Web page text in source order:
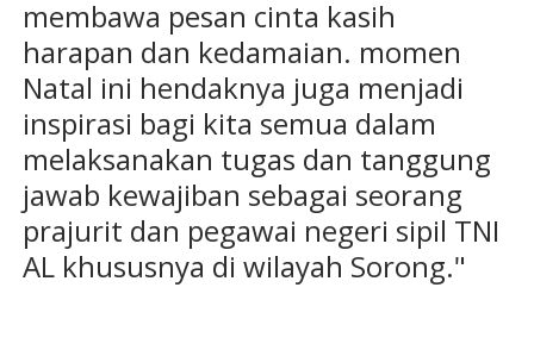
membawa pesan cinta kasih
harapan dan kedamaian. momen
Natal ini hendaknya juga menjadi
inspirasi bagi kita semua dalam
melaksanakan tugas dan tanggung
jawab kewajiban sebagai seorang
prajurit dan pegawai negeri sipil TNI
AL khususnya di wilayah Sorong."